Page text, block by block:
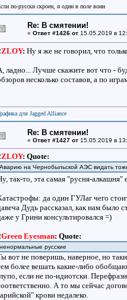
по-русски скроен, и один в поле воин
Re: В смятении!
« Ответ #1426 от15.05.2019 в
ZLOY: Ну я же не говорил, что
ладно... Лучше скажите вот что -
несколько составов, а по
для Jagged Alliance
Re: В смятении!
« Ответ #1427 от15.05.2019 в
ZLOY: Quote:
Аварию на Чернобыльской АЭС видать
так-то, эта самая "русня-алкашня"
да один ГУЛаг чего
Дудь рассказал, как нам
у Грини консультировался =)
Green Eyesman: Quote:
ненормальные русские
вот не поверишь, наверное, но
более вешать какие-либо
если не по-идиотски.
А то мы сейчас
крови недалеко.